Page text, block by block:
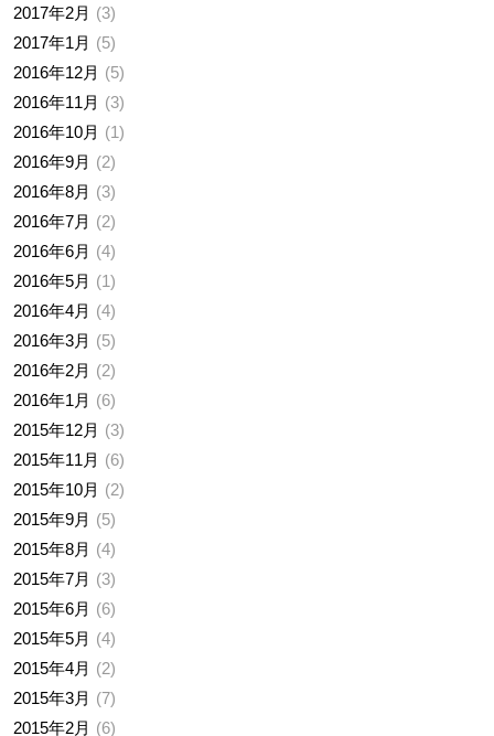
2017年2月
3
2017年1月
5
2016年12月
5
2016年11月
3
2016年10月
1
2016年9月
2
2016年8月
3
2016年7月
2
2016年6月
4
2016年5月
1
2016年4月
4
2016年3月
5
2016年2月
2
2016年1月
6
2015年12月
3
2015年11月
6
2015年10月
2
2015年9月
5
2015年8月
4
2015年7月
3
2015年6月
6
2015年5月
4
2015年4月
2
2015年3月
7
2015年2月
6